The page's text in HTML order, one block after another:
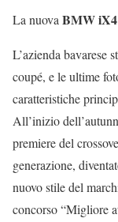
La nuovaBMW iX4
L’azienda bavarese
coupé, e le ultime
caratteristiche
All’inizio
premiere del
generazione,
nuovo stile del
concorso “Migliore